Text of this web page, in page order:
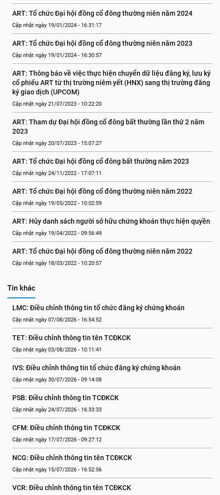
ART: Tổ chức Đại hội đồng cổ đông thường niên năm 2024
Cập nhật ngày 19/01/2024 - 16:31:17
ART: Tổ chức Đại hội đồng cổ đông thường niên năm 2023
Cập nhật ngày 19/01/2024 - 16:30:57
ART: Thông báo về việc thực hiện chuyển dữ liệu đăng ký, lưu ký
cổ phiếu ART từ thị trường niêm yết (HNX) sang thị trường đăng
ký giao dịch (UPCOM)
Cập nhật ngày 21/07/2023 - 10:22:20
ART: Tham dự Đại hội đồng cổ đông bất thường lần thứ 2 năm
2023
Cập nhật ngày 20/07/2023 - 15:07:27
ART: Tổ chức Đại hội đồng cổ đông bất thường năm 2023
Cập nhật ngày 24/11/2022 - 17:07:11
ART: Tổ chức Đại hội đồng cổ đông thường niên năm 2022
Cập nhật ngày 19/05/2022 - 10:02:59
ART: Hủy danh sách người sở hữu chứng khoán thực hiện quyền
Cập nhật ngày 19/04/2022 - 09:56:49
ART: Tổ chức Đại hội đồng cổ đông thường niên năm 2022
Cập nhật ngày 18/03/2022 - 10:20:57
Tin khác
LMC: Điều chỉnh thông tin tổ chức đăng ký chứng khoán
Cập nhật ngày 07/08/2026 - 16:54:52
TET: Điều chỉnh thông tin tên TCĐKCK
Cập nhật ngày 03/08/2026 - 10:11:41
IVS: Điều chỉnh thông tin tổ chức đăng ký chứng khoán
Cập nhật ngày 30/07/2026 - 09:14:08
PSB: Điều chỉnh thông tin TCĐKCK
Cập nhật ngày 24/07/2026 - 16:33:33
CFM: Điều chỉnh thông tin TCĐKCK
Cập nhật ngày 17/07/2026 - 09:27:12
NCG: Điều chỉnh thông tin tên TCĐKCK
Cập nhật ngày 15/07/2026 - 16:52:56
VCR: Điều chỉnh thông tin tên TCĐKCK